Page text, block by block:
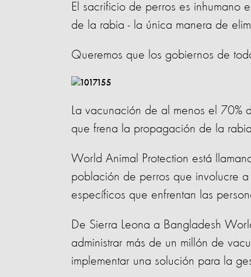
El sacrificio de perros es inhumano
de la rabia - la única manera de
Queremos que los gobiernos de
La vacunación de al menos el
que frena la propagación de la
World Animal Protection está
población de perros que involucre
específicos que enfrentan las
De Sierra Leona a Bangladesh
administrar más de un millón de
implementar una solución para la